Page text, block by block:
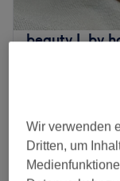
beauty L by
Auf Karte
1 Std.
Schnellansicht
Wir verwenden
Dritten, um